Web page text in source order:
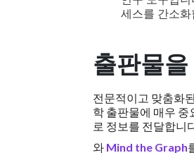
세스를 간소화
출판물
전문적이고 맞춤화
학 출판물에 매우 중
로 정보를 전달합니
와 Mind the Graph